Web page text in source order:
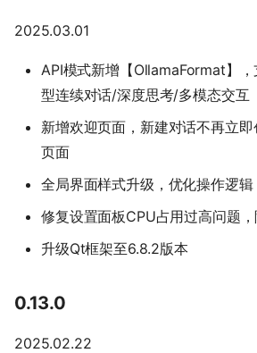
2025.03.01
API模式新增【OllamaFormat】
型连续对话/深度思考/多模态交互
新增欢迎页面，新建对话不再立
页面
全局界面样式升级，优化操作逻辑
修复设置面板CPU占用过高问题
升级Qt框架至6.8.2版本
0.13.0
2025.02.22